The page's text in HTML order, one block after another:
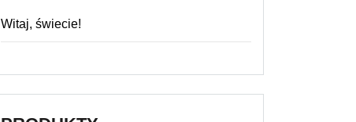
Witaj, świecie!